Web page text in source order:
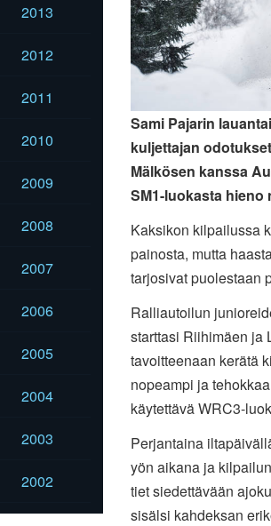
2013
2012
2011
2010
2009
2008
2007
2006
2005
2004
2003
2002
Sami Pajarin
kuljettajan
Mälkösen kanssa
SM1-luokasta hieno
Kaksikon kilpailussa
painosta, mutta
tarjosivat puolestaan
Ralliautoilun
starttasi Riihimäen ja
tavoitteenaan kerätä
nopeampi ja
käytettävä WRC3-
Perjantaina
yön aikana ja
tiet siedettävään
sisälsi kahdeksan